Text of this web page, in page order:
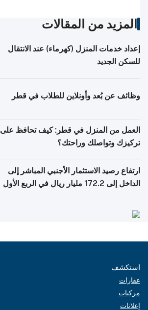
المزيد من المقالات
إعداد خدمات المنزل (كهرماء) عند الانتقال
للسكن الجديد
وظائف عن بُعد وأونلاين للطلاب في قطر
العمل من المنزل في قطر: كيف تحافظ على
تركيزك وتواصلك وراحتك؟
ارتفاع رصيد الاستثمار الأجنبي المباشر إلى
الداخل إلى 172.2 مليار ريال في الربع الأول
استكشف
عقارات
مركبات
إعلانات